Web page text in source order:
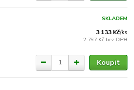
3 133 Kč/ks
2 797 Kč bez DPH
SKLADEM
Koupit